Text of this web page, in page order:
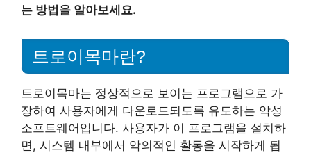
는 방법을 알아보세요.
트로이목마란?
트로이목마는 정상적으로 보이는 프로그램으로 가
장하여 사용자에게 다운로드되도록 유도하는 악성
소프트웨어입니다. 사용자가 이 프로그램을 설치하
면, 시스템 내부에서 악의적인 활동을 시작하게 됩